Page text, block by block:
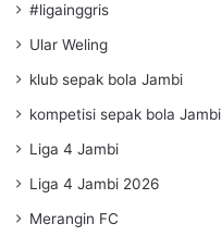
#ligainggris
Ular Weling
klub sepak bola Jambi
kompetisi sepak bola Jambi
Liga 4 Jambi
Liga 4 Jambi 2026
Merangin FC